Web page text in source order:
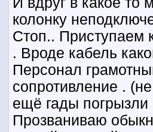
колонку
Стоп.. Приступаем
. Вроде кабель
Персонал
сопротивление .
ещё гады погрызли
Прозваниваю